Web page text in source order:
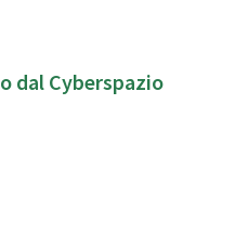
dal Cyberspazio